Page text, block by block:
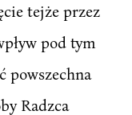
tejże przez
pod tym
powszechna
Radzca